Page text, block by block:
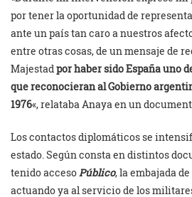
por tener la oportunidad de
ante un país tan caro a nuestros
entre otras cosas, de un mensaje de
Majestadpor haber sido España uno
que reconocieran al Gobierno
1976«, relataba Anaya en un
Los contactos diplomáticos se
estado. Según consta en distintos
tenido accesoPúblico, la embajada
actuando ya al servicio de los